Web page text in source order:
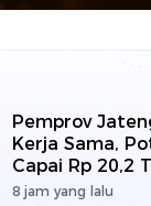
Pemprov
Kerja Sama,
Capai Rp 20,2 T
8 jam yang lalu